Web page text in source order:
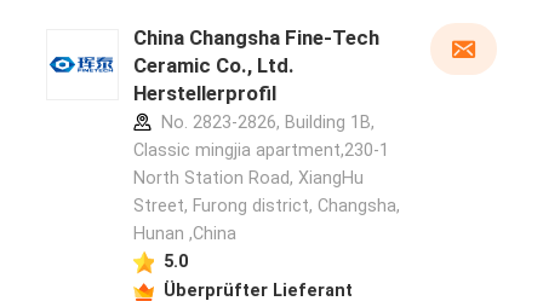
China Changsha Fine-Tech
Ceramic Co., Ltd.
Herstellerprofil
No. 2823-2826, Building 1B,
Classic mingjia apartment,230-1
North Station Road, XiangHu
Street, Furong district, Changsha,
Hunan ,China
5.0
Überprüfter Lieferant